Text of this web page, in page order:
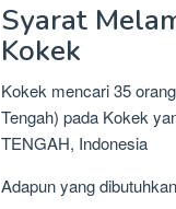
Syarat
Kokek
Kokek mencari 35
Tengah) pada Kokek
TENGAH, Indonesia
Adapun yang